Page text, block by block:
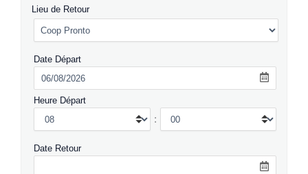
Lieu de Retour
Date Départ
Heure Départ
:
Date Retour